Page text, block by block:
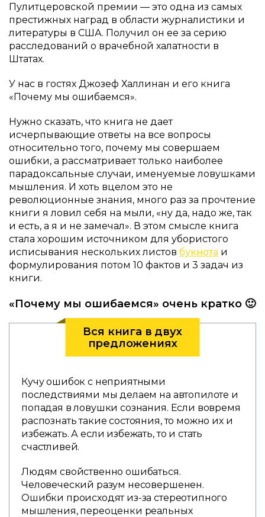
Пулитцеровской премии — это одна из самых
престижных наград в области журналистики и
литературы в США. Получил он ее за серию
расследований о врачебной халатности в
Штатах.
У нас в гостях Джозеф Халлинан и его книга
«Почему мы ошибаемся».
Нужно сказать, что книга не дает
исчерпывающие ответы на все вопросы
относительно того, почему мы совершаем
ошибки, а рассматривает только наиболее
парадоксальные случаи, именуемые ловушками
мышления. И хоть вцелом это не
революционные знания, много раз за прочтение
книги я ловил себя на мыли, «ну да, надо же, так
и есть, а я и не замечал». В этом смысле книга
стала хорошим источником для убористого
исписывания нескольких листов букнота и
формулирования потом 10 фактов и 3 задач из
книги.
«Почему мы ошибаемся» очень кратко 🙂
Вся книга в двух
предложениях
Кучу ошибок с неприятными
последствиями мы делаем на автопилоте и
попадая в ловушки сознания. Если вовремя
распознать такие состояния, то можно их и
избежать. А если избежать, то и стать
счастливей.
Людям свойственно ошибаться.
Человеческий разум несовершенен.
Ошибки происходят из-за стереотипного
мышления, переоценки реальных